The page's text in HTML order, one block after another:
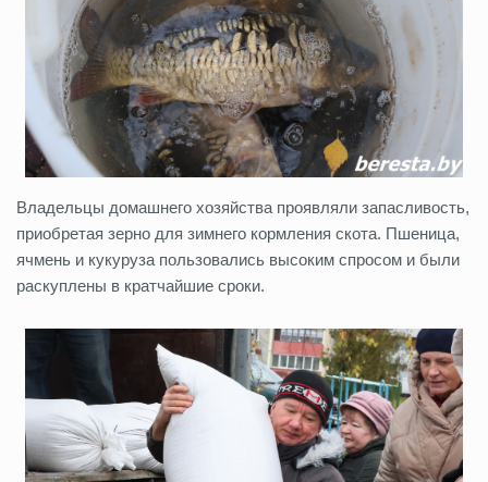
Владельцы домашнего хозяйства проявляли запасливость,
приобретая зерно для зимнего кормления скота. Пшеница,
ячмень и кукуруза пользовались высоким спросом и были
раскуплены в кратчайшие сроки.